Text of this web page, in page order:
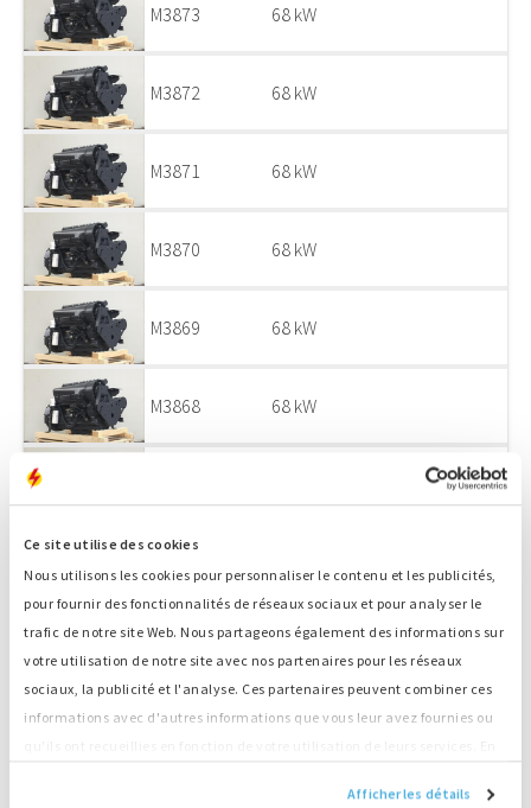
Ce site utilise des cookies
Nous utilisons les cookies pour personnaliser le contenu et les publicités,
pour fournir des fonctionnalités de réseaux sociaux et pour analyser le
trafic de notre site Web. Nous partageons également des informations sur
votre utilisation de notre site avec nos partenaires pour les réseaux
sociaux, la publicité et l'analyse. Ces partenaires peuvent combiner ces
informations avec d'autres informations que vous leur avez fournies ou
Afficher les détails
M3873 68 kW
M3872 68 kW
M3871 68 kW
M3870 68 kW
M3869 68 kW
M3868 68 kW
M3865 68 kW
M3951 41 kW